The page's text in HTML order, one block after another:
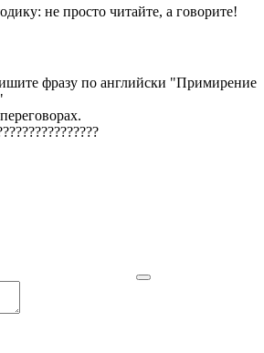
не просто читайте, а говорите!
фразу по английски "Примирение
???????????????